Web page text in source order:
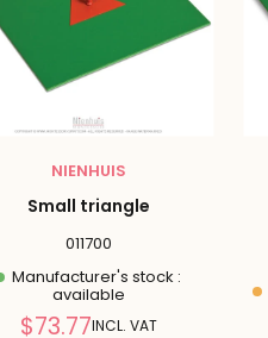
NIENHUIS
Small triangle
011700
Manufacturer's stock :
available
Reduced
$73.77INCL. VAT